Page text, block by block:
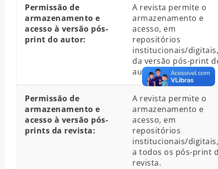
Permissão de
armazenamento e
acesso à versão pós-
print do autor:
A revista permite o
armazenamento e
acesso, em
repositórios
institucionais/digitais,
da versão pós-print
autor
Permissão de
armazenamento e
acesso à versão pós-
prints da revista:
A revista permite o
armazenamento e
acesso, em
repositórios
institucionais/digitais,
a todos os pós-print
revista.